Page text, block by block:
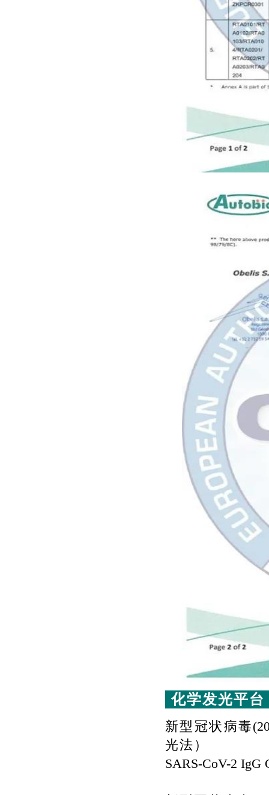
化学发光平台
新型冠状病毒
光法）
SARS-CoV-2 IgG